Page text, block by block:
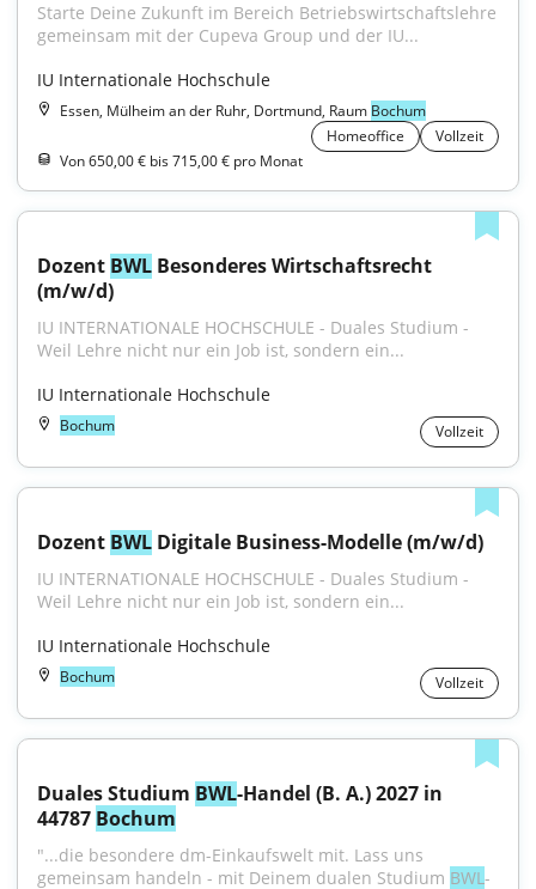
Starte Deine Zukunft im Bereich Betriebswirtschaftslehre
gemeinsam mit der Cupeva Group und der IU...
IU Internationale Hochschule
Essen, Mülheim an der Ruhr, Dortmund, Raum Bochum
Homeoffice
Vollzeit
Von 650,00 € bis 715,00 € pro Monat
Dozent BWL Besonderes Wirtschaftsrecht
(m/w/d)
IU INTERNATIONALE HOCHSCHULE - Duales Studium -
Weil Lehre nicht nur ein Job ist, sondern ein...
IU Internationale Hochschule
Bochum Vollzeit
Dozent BWL Digitale Business-Modelle (m/w/d)
IU INTERNATIONALE HOCHSCHULE - Duales Studium -
Weil Lehre nicht nur ein Job ist, sondern ein...
IU Internationale Hochschule
Bochum Vollzeit
Duales Studium BWL-Handel (B. A.) 2027 in
44787 Bochum
"...die besondere dm-Einkaufswelt mit. Lass uns
gemeinsam handeln - mit Deinem dualen Studium BWL-